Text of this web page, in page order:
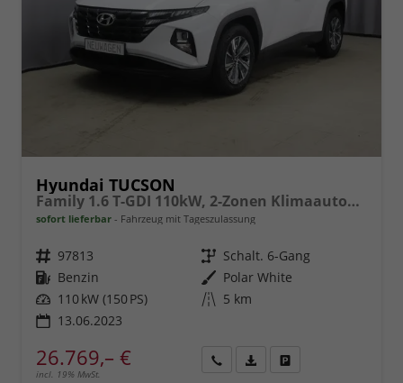
Hyundai TUCSON
Family 1.6 T-GDI 110kW, 2-Zonen Klimaautomatik, Sitzheizung, AppleCarPlay&Android Auto, Freisprecheinrichtung, Radio DAB, Verkehrszeichenerkennung, Rückfahrkamera, eCall Notrufsystem, 17 Zoll Leichtmetallfelgen, uvm.
sofort lieferbar Fahrzeug mit Tageszulassung
Fahrzeugnr. 97813 Getriebe Schalt. 6-Gang
Kraftstoff Benzin Außenfarbe Polar White
Leistung 110 kW (150 PS) Kilometerstand 5 km
13.06.2023
26.769,– €
incl. 19% MwSt.